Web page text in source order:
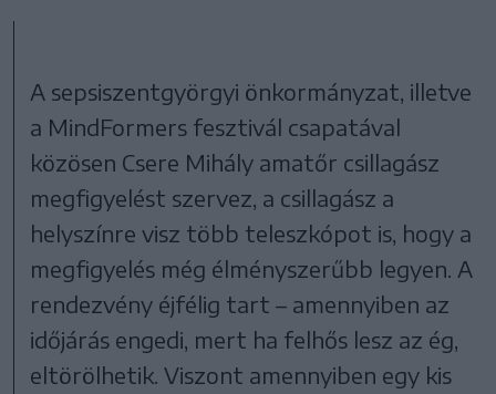
A sepsiszentgyörgyi önkormányzat, illetve
a MindFormers fesztivál csapatával
közösen Csere Mihály amatőr csillagász
megfigyelést szervez, a csillagász a
helyszínre visz több teleszkópot is, hogy a
megfigyelés még élményszerűbb legyen. A
rendezvény éjfélig tart – amennyiben az
időjárás engedi, mert ha felhős lesz az ég,
eltörölhetik. Viszont amennyiben egy kis